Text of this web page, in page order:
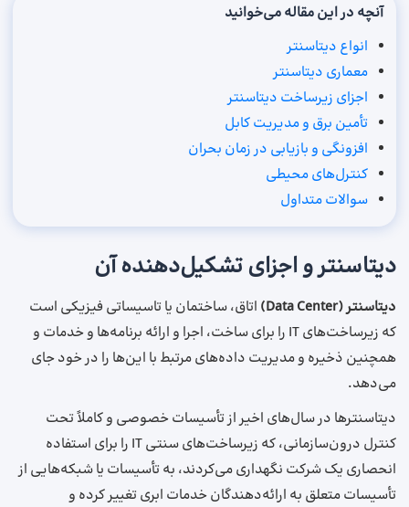
آنچه در این مقاله می‌خوانید
انواع دیتاسنتر
معماری دیتاسنتر
اجزای زیرساخت دیتاسنتر
تأمین برق و مدیریت کابل
افزونگی و بازیابی در زمان بحران
کنترل‌های محیطی
سوالات متداول
دیتاسنتر و اجزای تشکیل‌دهنده آن
دیتاسنتر (Data Center)
اتاق، ساختمان یا تاسیساتی فیزیکی است
که زیرساخت‌های IT را برای ساخت، اجرا و ارائه برنامه‌ها و خدمات و
همچنین ذخیره و مدیریت داده‌های مرتبط با این‌ها را در خود جای
می‌دهد.
دیتاسنترها در سال‌های اخیر از تأسیسات خصوصی و کاملاً تحت
کنترل درون‌سازمانی، که زیرساخت‌های سنتی IT را برای استفاده
انحصاری یک شرکت نگهداری می‌کردند، به تأسیسات یا شبکه‌هایی از
تأسیسات متعلق به ارائه‌دهندگان خدمات ابری تغییر کرده و